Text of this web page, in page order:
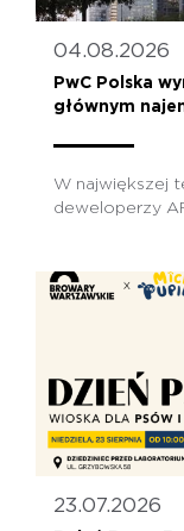
04.08.2026
PwC Polska
głównym
W największej
deweloperzy
23.07.2026